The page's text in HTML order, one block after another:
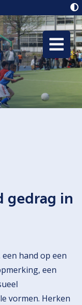
gedrag in
hand op een
een
vormen. Herken